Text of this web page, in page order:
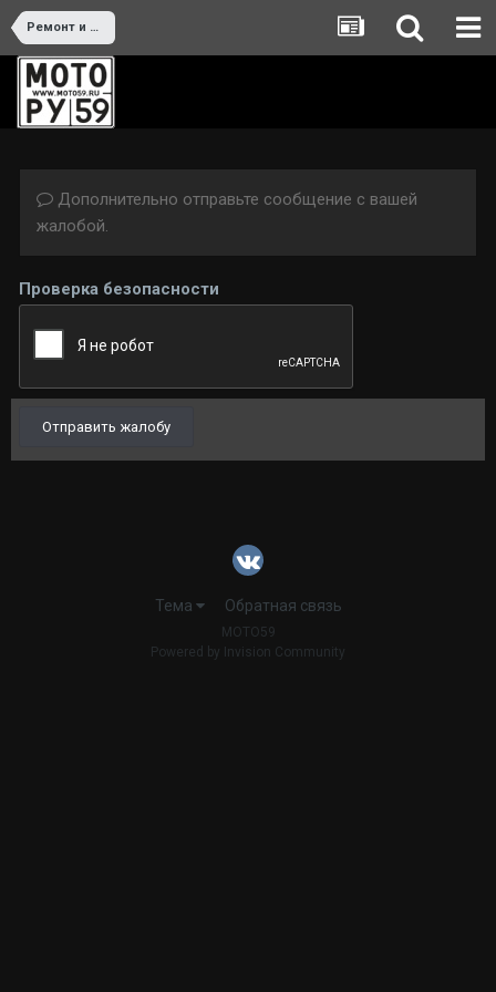
Ремонт и тюнинг
Дополнительно отправьте сообщение с вашей
жалобой.
Проверка безопасности
Отправить жалобу
Тема Обратная связь
MOTO59
Powered by Invision Community